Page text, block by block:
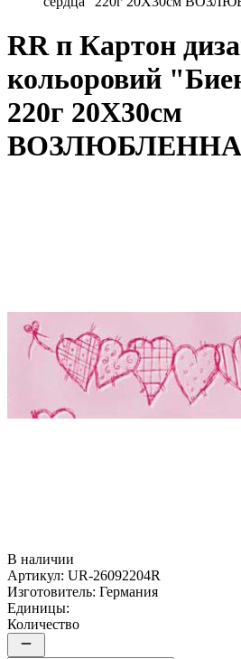
RR п Картон
кольоровий
220г 20Х30см
В наличии
Артикул: UR-26092204R
Изготовитель: Германия
Единицы:
Количество